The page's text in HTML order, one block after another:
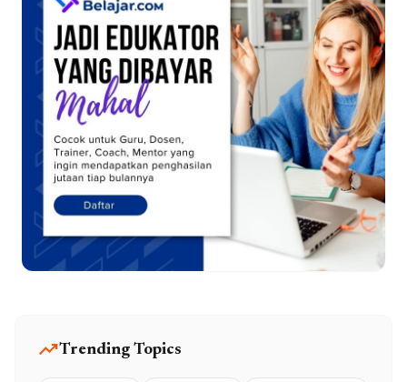
trending_upTrending Topics